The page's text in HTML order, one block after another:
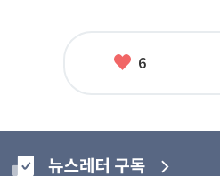
좋
6